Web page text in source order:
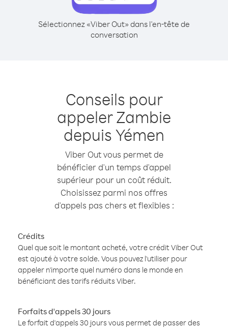
Sélectionnez «Viber Out» dans l'en-tête de
conversation
Conseils pour
appeler Zambie
depuis Yémen
Viber Out vous permet de
bénéficier d'un temps d'appel
supérieur pour un coût réduit.
Choisissez parmi nos offres
d'appels pas chers et flexibles :
Crédits
Quel que soit le montant acheté, votre crédit Viber Out
est ajouté à votre solde. Vous pouvez l'utiliser pour
appeler n'importe quel numéro dans le monde en
bénéficiant des tarifs réduits Viber.
Forfaits d'appels 30 jours
Le forfait d'appels 30 jours vous permet de passer des